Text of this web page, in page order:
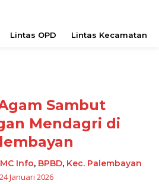
Lintas OPD Lintas Kecamatan
Sambut
Mendagri di
Info, BPBD, Kec. Palembayan
24 Januari 2026